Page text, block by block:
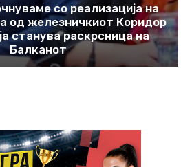
со реализација на
од железничкиот Коридор
станува раскрсница на
Балканот